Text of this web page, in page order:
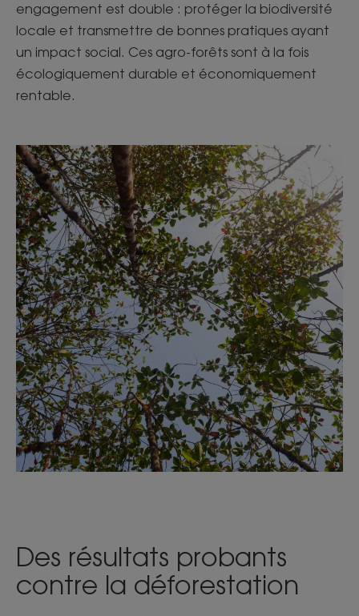
engagement est double : protéger la biodiversité
locale et transmettre de bonnes pratiques ayant
un impact social. Ces agro-forêts sont à la fois
écologiquement durable et économiquement
rentable.
Des résultats probants
contre la déforestation